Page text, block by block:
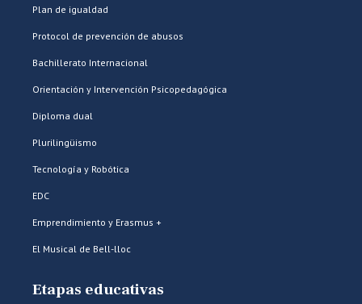
Plan de igualdad
Protocol de prevención de abusos
Bachillerato Internacional
Orientación y Intervención Psicopedagógica
Diploma dual
Plurilingüismo
Tecnología y Robótica
EDC
Emprendimiento y Erasmus +
El Musical de Bell-lloc
Etapas educativas